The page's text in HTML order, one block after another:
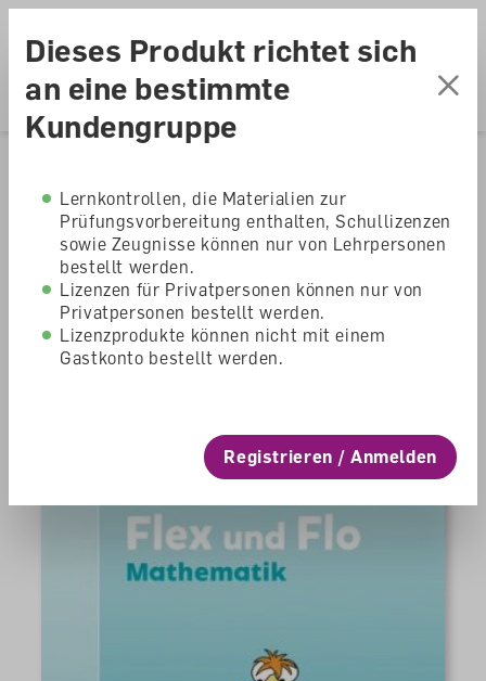
Accesskey Navigation
Direkt
Seitenanfang
Hauptnavigation
Direkt
zum
Hauptinhalt
Direkt
zum
Footer
Direkt
Flex und Flo
Mathematik 4 Förder-
Kopiervorlagen
Dieses Produkt richtet sich
an eine bestimmte
Kundengruppe
Lernkontrollen, die Materialien zur
Prüfungsvorbereitung enthalten, Schullizenzen
sowie Zeugnisse können nur von Lehrpersonen
bestellt werden.
Lizenzen für Privatpersonen können nur von
Privatpersonen bestellt werden.
Lizenzprodukte können nicht mit einem
Gastkonto bestellt werden.
Registrieren / Anmelden